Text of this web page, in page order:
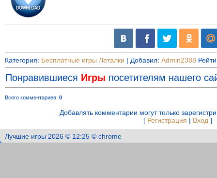
Категория: Бесплатные игры Леталки | Добавил: Admin2388
Понравившиеся Игры посетителям нашего
Всего комментариев: 0
Добавлять комментарии могут только
[ Регистрация | Вход ]
Лучшие игры 2026 © 12:25 © chrome